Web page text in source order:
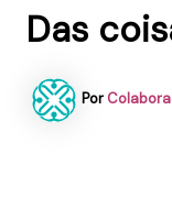
Das
Por